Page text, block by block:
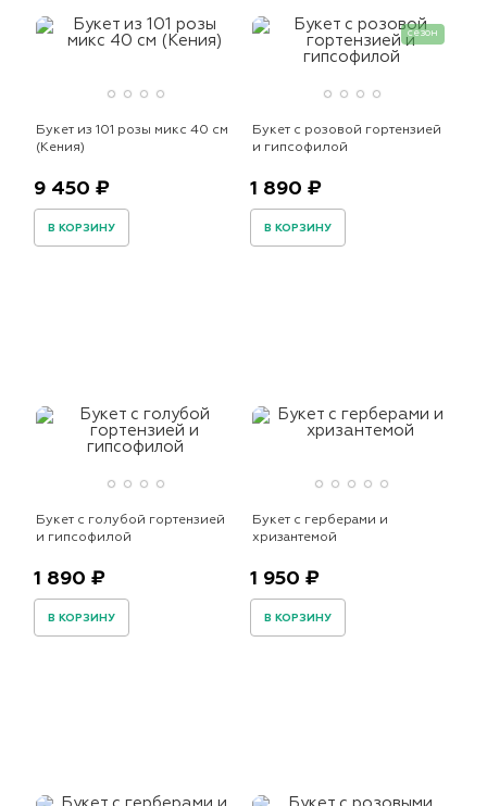
Букет из 101 розы микс 40 см
(Кения)
9 450 ₽
В КОРЗИНУ
сезон
Букет с розовой гортензией
и гипсофилой
1 890 ₽
В КОРЗИНУ
Букет с голубой гортензией
и гипсофилой
1 890 ₽
В КОРЗИНУ
Букет с герберами и
хризантемой
1 950 ₽
В КОРЗИНУ